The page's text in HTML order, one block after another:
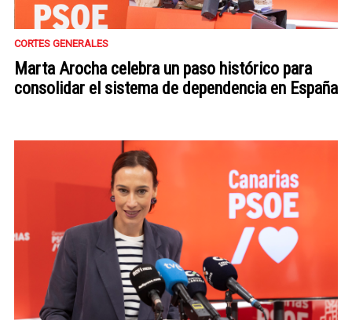
CORTES GENERALES
Marta Arocha celebra un paso histórico para
consolidar el sistema de dependencia en España